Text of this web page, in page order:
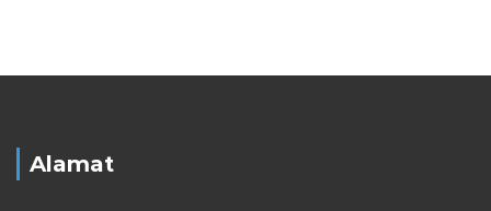
Alamat